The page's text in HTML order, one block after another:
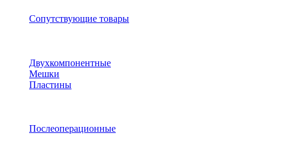
Сопутствующие товары
Двухкомпонентные
Мешки
Пластины
Послеоперационные